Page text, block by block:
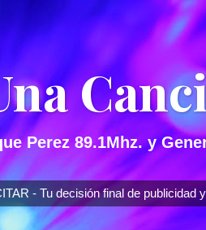
Perez 89.1Mhz. y
- Tu decisión final de publicidad